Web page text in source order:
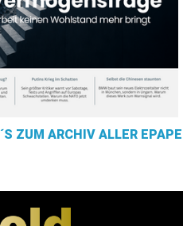
ZUM ARCHIV ALLER